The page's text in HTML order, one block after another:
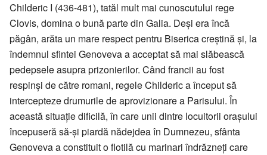
Childeric I (436-481), tatăl mult mai cunoscutului rege
Clovis, domina o bună parte din Galia. Deși era încă
păgân, arăta un mare respect pentru Biserica creștină și, la
îndemnul sfintei Genoveva a acceptat să mai slăbească
pedepsele asupra prizonierilor. Când francii au fost
respinși de către romani, regele Childeric a început să
intercepteze drumurile de aprovizionare a Parisului. În
această situație dificilă, în care unii dintre locuitorii orașului
începuseră să-și piardă nădejdea în Dumnezeu, sfânta
Genoveva a constituit o flotilă cu marinari îndrăzneți care